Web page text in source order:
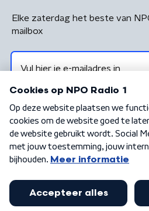
Elke zaterdag het beste van
mailbox
Algemene voorwaarden